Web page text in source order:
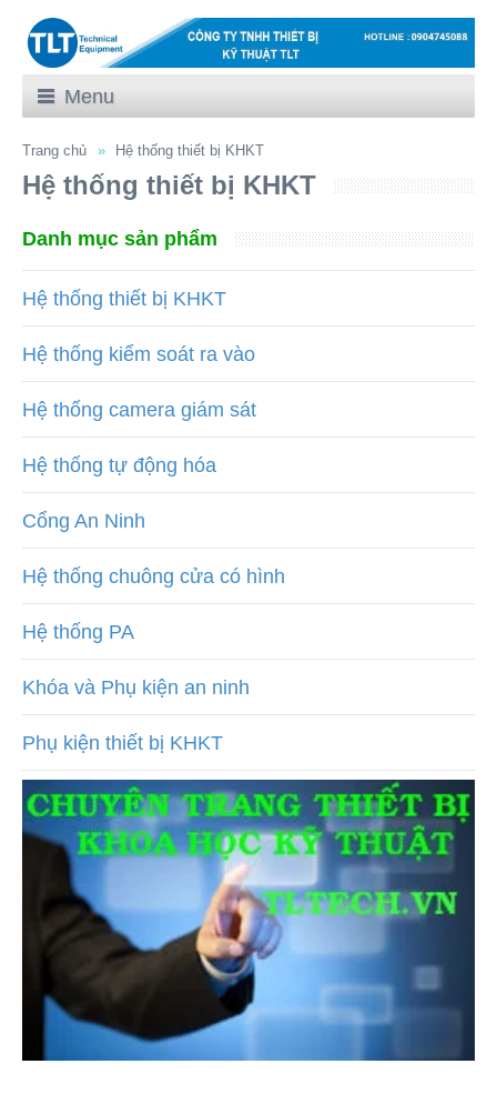
Menu
Trang chủ Hệ thống thiết bị KHKT
Hệ thống thiết bị KHKT
Danh mục sản phẩm
Hệ thống thiết bị KHKT
Hệ thống kiểm soát ra vào
Hệ thống camera giám sát
Hệ thống tự động hóa
Cổng An Ninh
Hệ thống chuông cửa có hình
Hệ thống PA
Khóa và Phụ kiện an ninh
Phụ kiện thiết bị KHKT